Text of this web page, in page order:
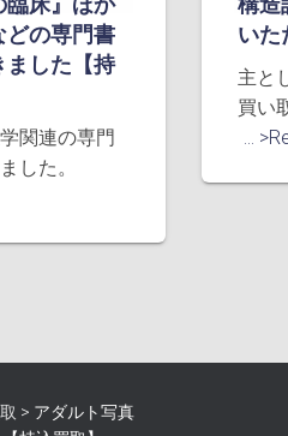
臨床』ほか
どの専門書
ました【持
関連の専門
した。
構造
いた
主と
買い
...
> アダルト写真